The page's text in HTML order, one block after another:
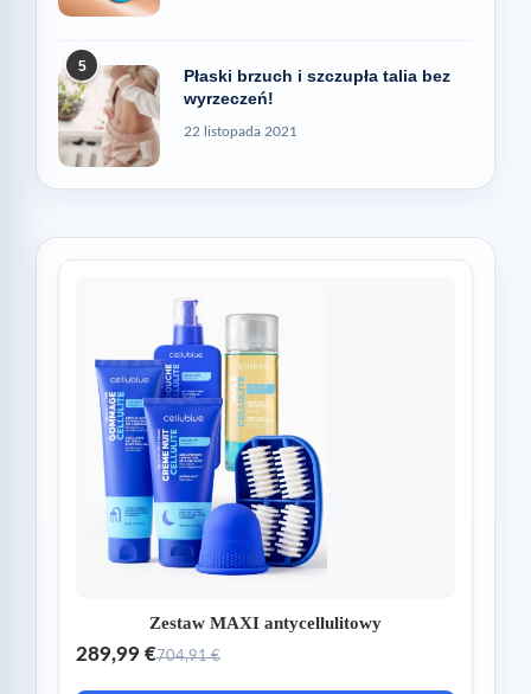
5
Płaski brzuch i szczupła talia bez
wyrzeczeń!
22 listopada 2021
Zestaw MAXI antycellulitowy
289,99 €704,91 €